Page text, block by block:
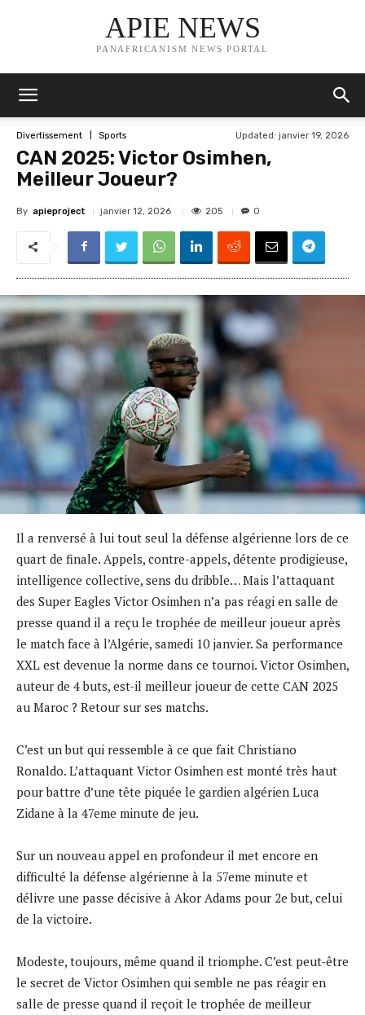
APIE NEWS
PANAFRICANISM NEWS PORTAL
Divertissement Sports Updated: janvier 19, 2026
CAN 2025: Victor Osimhen,
Meilleur Joueur?
By apieproject janvier 12, 2026 205 0
Il a renversé à lui tout seul la défense algérienne lors de ce
quart de finale. Appels, contre-appels, détente prodigieuse,
intelligence collective, sens du dribble… Mais l’attaquant
des Super Eagles Victor Osimhen n’a pas réagi en salle de
presse quand il a reçu le trophée de meilleur joueur après
le match face à l’Algérie, samedi 10 janvier. Sa performance
XXL est devenue la norme dans ce tournoi. Victor Osimhen,
auteur de 4 buts, est-il meilleur joueur de cette CAN 2025
au Maroc ? Retour sur ses matchs.
C’est un but qui ressemble à ce que fait Christiano
Ronaldo. L’attaquant Victor Osimhen est monté très haut
pour battre d’une tête piquée le gardien algérien Luca
Zidane à la 47eme minute de jeu.
Sur un nouveau appel en profondeur il met encore en
difficulté la défense algérienne à la 57eme minute et
délivre une passe décisive à Akor Adams pour 2e but, celui
de la victoire.
Modeste, toujours, même quand il triomphe. C’est peut-être
le secret de Victor Osimhen qui semble ne pas réagir en
salle de presse quand il reçoit le trophée de meilleur